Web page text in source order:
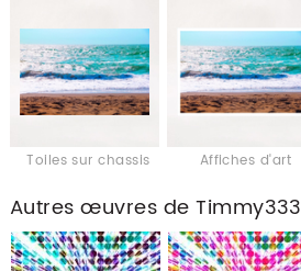
Toiles sur chassis Affiches d'art
Autres œuvres de Timmy333